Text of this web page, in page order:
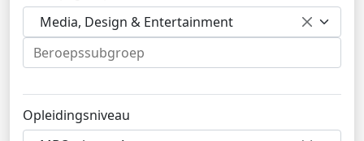
Media, Design & Entertainment
Opleidingsniveau